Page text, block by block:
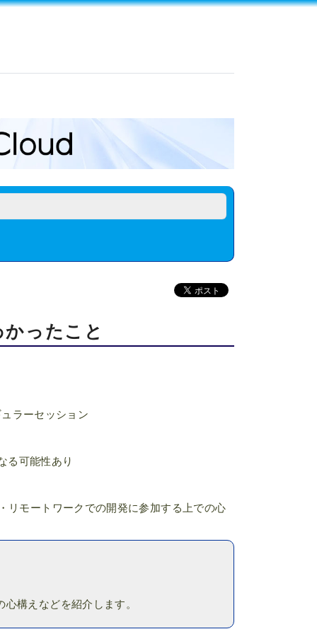
ったこと
ラーセッション
る可能性あり
リモートワークでの開発に参加する上での心
構えなどを紹介します。